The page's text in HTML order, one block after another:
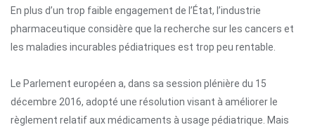
En plus d’un trop faible engagement de l’État, l’industrie
pharmaceutique considère que la recherche sur les cancers et
les maladies incurables pédiatriques est trop peu rentable.
Le Parlement européen a, dans sa session plénière du 15
décembre 2016, adopté une résolution visant à améliorer le
règlement relatif aux médicaments à usage pédiatrique. Mais